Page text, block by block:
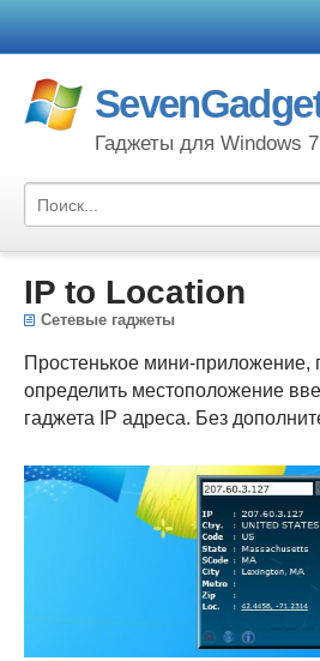
Гаджеты для Windows 7
IP to Location
Сетевые гаджеты
Простенькое мини-
определить местоположение
гаджета IP адреса. Без